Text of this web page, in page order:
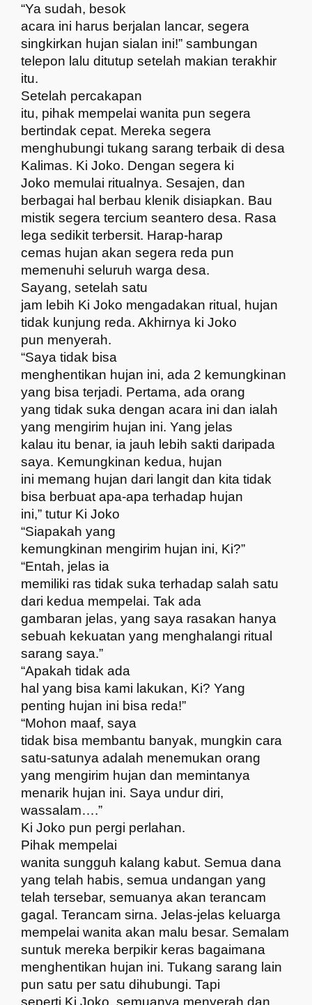
“Ya sudah, besok
acara ini harus berjalan lancar, segera
singkirkan hujan sialan ini!” sambungan
telepon lalu ditutup setelah makian terakhir
itu.
Setelah percakapan
itu, pihak mempelai wanita pun segera
bertindak cepat. Mereka segera
menghubungi tukang sarang terbaik di desa
Kalimas. Ki Joko. Dengan segera ki
Joko memulai ritualnya. Sesajen, dan
berbagai hal berbau klenik disiapkan. Bau
mistik segera tercium seantero desa. Rasa
lega sedikit terbersit. Harap-harap
cemas hujan akan segera reda pun
memenuhi seluruh warga desa.
Sayang, setelah satu
jam lebih Ki Joko mengadakan ritual, hujan
tidak kunjung reda. Akhirnya ki Joko
pun menyerah.
“Saya tidak bisa
menghentikan hujan ini, ada 2 kemungkinan
yang bisa terjadi. Pertama, ada orang
yang tidak suka dengan acara ini dan ialah
yang mengirim hujan ini. Yang jelas
kalau itu benar, ia jauh lebih sakti daripada
saya. Kemungkinan kedua, hujan
ini memang hujan dari langit dan kita tidak
bisa berbuat apa-apa terhadap hujan
ini,” tutur Ki Joko
“Siapakah yang
kemungkinan mengirim hujan ini, Ki?”
“Entah, jelas ia
memiliki ras tidak suka terhadap salah satu
dari kedua mempelai. Tak ada
gambaran jelas, yang saya rasakan hanya
sebuah kekuatan yang menghalangi ritual
sarang saya.”
“Apakah tidak ada
hal yang bisa kami lakukan, Ki? Yang
penting hujan ini bisa reda!”
“Mohon maaf, saya
tidak bisa membantu banyak, mungkin cara
satu-satunya adalah menemukan orang
yang mengirim hujan dan memintanya
menarik hujan ini. Saya undur diri,
wassalam….”
Ki Joko pun pergi perlahan.
Pihak mempelai
wanita sungguh kalang kabut. Semua dana
yang telah habis, semua undangan yang
telah tersebar, semuanya akan terancam
gagal. Terancam sirna. Jelas-jelas keluarga
mempelai wanita akan malu besar. Semalam
suntuk mereka berpikir keras bagaimana
menghentikan hujan ini. Tukang sarang lain
pun satu per satu dihubungi. Tapi
seperti Ki Joko, semuanya menyerah dan